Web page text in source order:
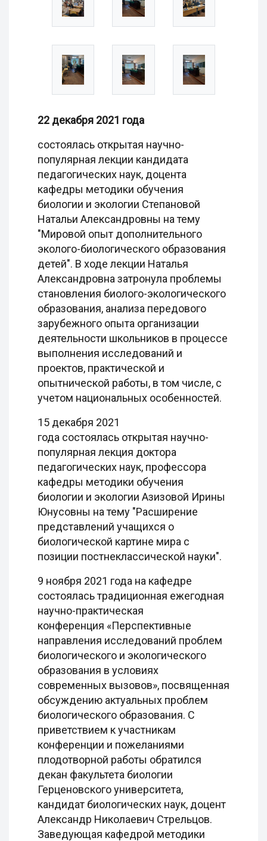
22 декабря 2021 года
состоялась открытая научно-
популярная лекции кандидата
педагогических наук, доцента
кафедры методики обучения
биологии и экологии Степановой
Натальи Александровны на тему
"Мировой опыт дополнительного
эколого-биологического образования
детей". В ходе лекции Наталья
Александровна затронула проблемы
становления биолого-экологического
образования, анализа передового
зарубежного опыта организации
деятельности школьников в процессе
выполнения исследований и
проектов, практической и
опытнической работы, в том числе, с
учетом национальных особенностей.
15 декабря 2021
года состоялась открытая научно-
популярная лекция доктора
педагогических наук, профессора
кафедры методики обучения
биологии и экологии Азизовой Ирины
Юнусовны на тему "Расширение
представлений учащихся о
биологической картине мира с
позиции постнеклассической науки".
9 ноября 2021 года на кафедре
состоялась традиционная ежегодная
научно-практическая
конференция «Перспективные
направления исследований проблем
биологического и экологического
образования в условиях
современных вызовов», посвященная
обсуждению актуальных проблем
биологического образования. С
приветствием к участникам
конференции и пожеланиями
плодотворной работы обратился
декан факультета биологии
Герценовского университета,
кандидат биологических наук, доцент
Александр Николаевич Стрельцов.
Заведующая кафедрой методики